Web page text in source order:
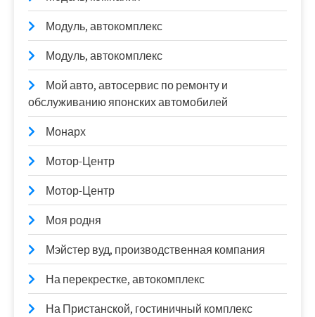
Модуль, автокомплекс
Модуль, автокомплекс
Мой авто, автосервис по ремонту и
обслуживанию японских автомобилей
Монарх
Мотор-Центр
Мотор-Центр
Моя родня
Мэйстер вуд, производственная компания
На перекрестке, автокомплекс
На Пристанской, гостиничный комплекс